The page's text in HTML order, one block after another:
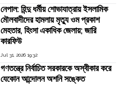
নেপাল: হিন্দু ধর্মীয় শোভাযাত্রায় ইসলামিক
মৌলবাদীদের হামলায় মৃত্যু ওম প্রকাশ
মেহতার, হিংসা একাধিক জেলায়; জারি
কারফিউ
Jul 31, 2026 19:32
গণতন্ত্রে নির্বাচিত সরকারকে অস্বীকার করে
যেকোন আন্দোলন অশনি সঙ্কেত